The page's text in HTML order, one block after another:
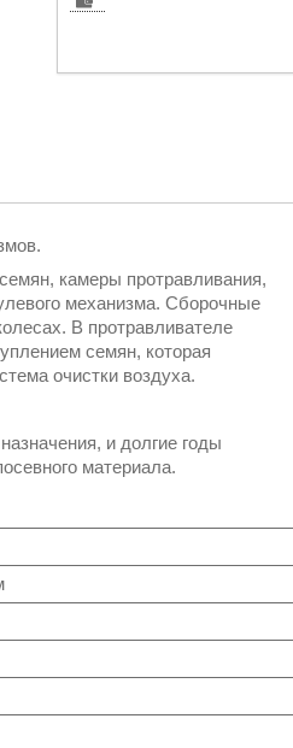
камеры протравливания,
механизма. Сборочные
В протравливателе
семян, которая
очистки воздуха.
и долгие годы
материала.